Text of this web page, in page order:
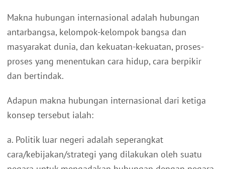
Makna hubungan internasional adalah hubungan
antarbangsa, kelompok-kelompok bangsa dan
masyarakat dunia, dan kekuatan-kekuatan, proses-
proses yang menentukan cara hidup, cara berpikir
dan bertindak.
Adapun makna hubungan internasional dari ketiga
konsep tersebut ialah:
a. Politik luar negeri adalah seperangkat
cara/kebijakan/strategi yang dilakukan oleh suatu